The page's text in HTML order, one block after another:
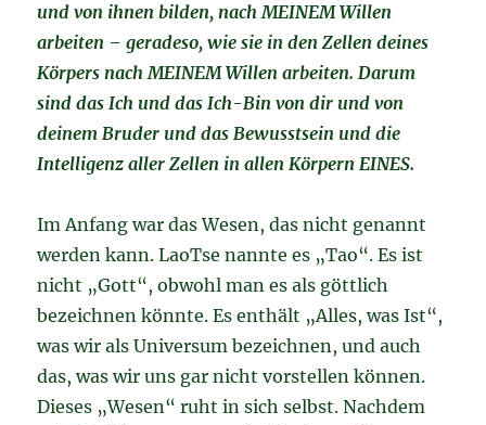
und von ihnen bilden, nach MEINEM Willen
arbeiten – geradeso, wie sie in den Zellen deines
Körpers nach MEINEM Willen arbeiten. Darum
sind das Ich und das Ich-Bin von dir und von
deinem Bruder und das Bewusstsein und die
Intelligenz aller Zellen in allen Körpern EINES.
Im Anfang war das Wesen, das nicht genannt
werden kann. LaoTse nannte es „Tao“. Es ist
nicht „Gott“, obwohl man es als göttlich
bezeichnen könnte. Es enthält „Alles, was Ist“,
was wir als Universum bezeichnen, und auch
das, was wir uns gar nicht vorstellen können.
Dieses „Wesen“ ruht in sich selbst. Nachdem